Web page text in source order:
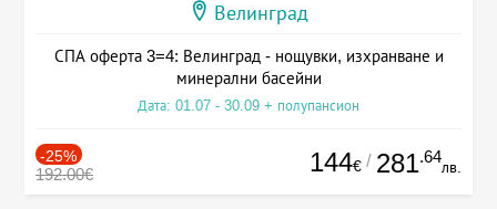
Велинград
СПА оферта 3=4: Велинград - нощувки, изхранване и
минерални басейни
Дата: 01.07 - 30.09 + полупансион
-25%
192.00€ 144€ / 281.64
лв.